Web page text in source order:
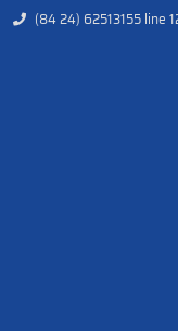
(84 24) 62513155 line